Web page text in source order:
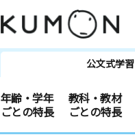
公文式学習
年齢・学年
ごとの特長
教科・教材
ごとの特長